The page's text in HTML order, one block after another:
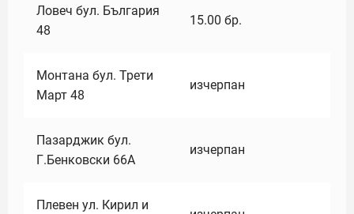
Ловеч бул. България
48
15.00 бр.
Монтана бул. Трети
Март 48
изчерпан
Пазарджик бул.
Г.Бенковски 66А
изчерпан
Плевен ул. Кирил и